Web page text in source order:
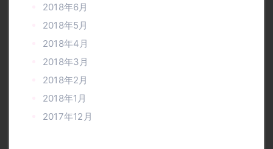
2018年6月
2018年5月
2018年4月
2018年3月
2018年2月
2018年1月
2017年12月